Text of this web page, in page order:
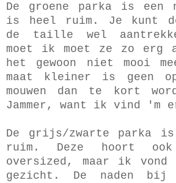
De groene parka is een
is heel ruim. Je kunt
de taille wel
moet ik moet ze zo erg
het gewoon niet mooi
maat kleiner is geen
mouwen dan te kort
Jammer, want ik vind 'm
De grijs/zwarte parka
ruim. Deze hoort
oversized, maar ik vond
gezicht. De naden bij